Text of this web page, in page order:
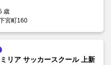
歳
宮町160
リア サッカースクール 上新